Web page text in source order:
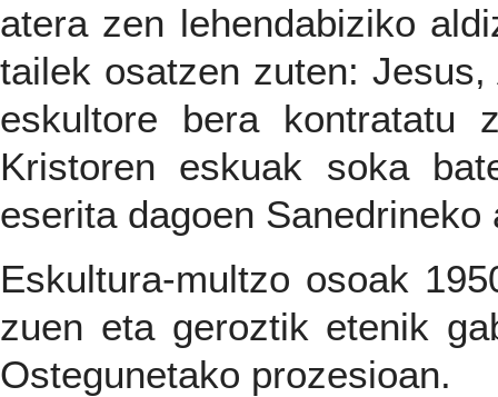
atera zen lehendabiziko
tailek osatzen zuten:
eskultore bera kontratatu
Kristoren eskuak soka
eserita dagoen Sanedrineko
Eskultura-multzo osoak
zuen eta geroztik etenik
Ostegunetako prozesioan.